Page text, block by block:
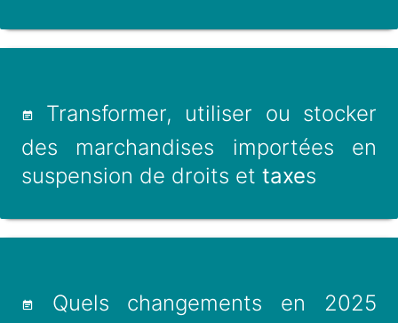
Transformer, utiliser ou stocker
des marchandises importées en
suspension de droits et taxes
Quels changements en 2025